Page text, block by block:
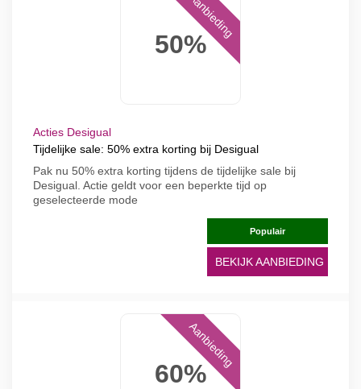
50%
Aanbieding
Acties Desigual
Tijdelijke sale: 50% extra korting bij Desigual
Pak nu 50% extra korting tijdens de tijdelijke sale bij
Desigual. Actie geldt voor een beperkte tijd op
geselecteerde mode
Populair
BEKIJK AANBIEDING
60%
Aanbieding